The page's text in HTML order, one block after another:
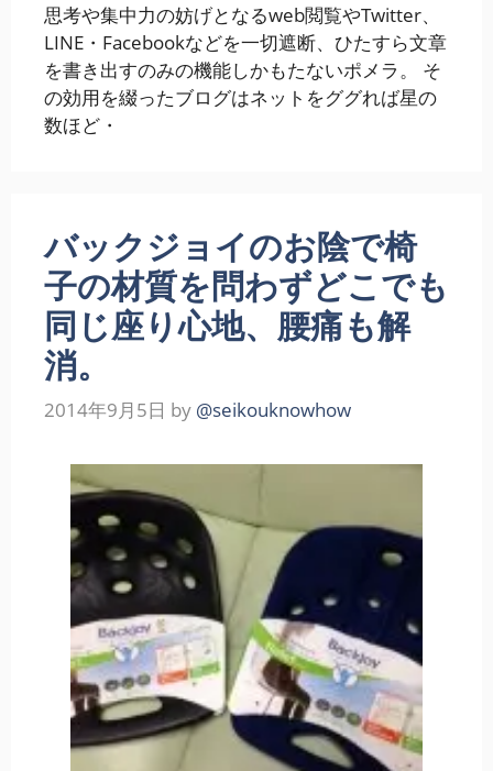
思考や集中力の妨げとなるweb閲覧やTwitter、
LINE・Facebookなどを一切遮断、ひたすら文章
を書き出すのみの機能しかもたないポメラ。 そ
の効用を綴ったブログはネットをググれば星の
数ほど・
バックジョイのお陰で椅
子の材質を問わずどこでも
同じ座り心地、腰痛も解
消。
2014年9月5日 by @seikouknowhow